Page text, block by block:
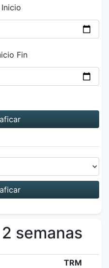
Inicio
Fin
semanas
TRM